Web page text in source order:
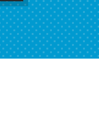
うなと凄く思
。自分はこの流